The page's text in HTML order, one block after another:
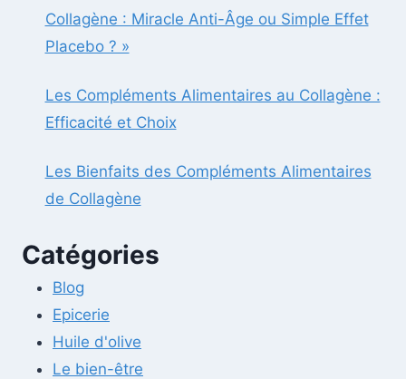
Collagène : Miracle Anti-Âge ou Simple Effet
Placebo ? »
Les Compléments Alimentaires au Collagène :
Efficacité et Choix
Les Bienfaits des Compléments Alimentaires
de Collagène
Catégories
Blog
Epicerie
Huile d'olive
Le bien-être